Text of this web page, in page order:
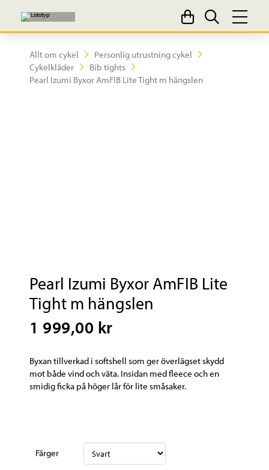
Allt om cykel
Personlig utrustning cykel
Cykelkläder
Bib tights
Pearl Izumi Byxor AmFIB Lite Tight m hängslen
Pearl Izumi Byxor AmFIB Lite
Tight m hängslen
1 999,00 kr
Byxan tillverkad i softshell som ger överlägset skydd
mot både vind och väta. Insidan med fleece och en
smidig ficka på höger lår för lite småsaker.
Färger